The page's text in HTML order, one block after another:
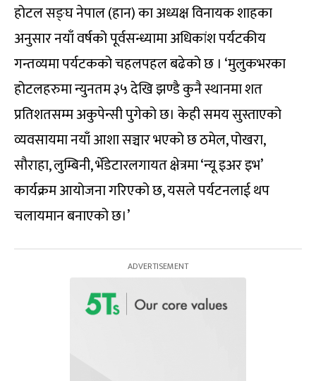
होटल सङ्घ नेपाल (हान) का अध्यक्ष विनायक शाहका
अनुसार नयाँ वर्षको पूर्वसन्ध्यामा अधिकांश पर्यटकीय
गन्तव्यमा पर्यटकको चहलपहल बढेको छ । ‘मुलुकभरका
होटलहरुमा न्युनतम ३५ देखि झण्डै कुनै स्थानमा शत
प्रतिशतसम्म अकुपेन्सी पुगेको छ। केही समय सुस्ताएको
व्यवसायमा नयाँ आशा सञ्चार भएको छ ठमेल, पोखरा,
सौराहा, लुम्बिनी, भेँडेटारलगायत क्षेत्रमा ‘न्यू इअर इभ’
कार्यक्रम आयोजना गरिएको छ, यसले पर्यटनलाई थप
चलायमान बनाएको छ।’